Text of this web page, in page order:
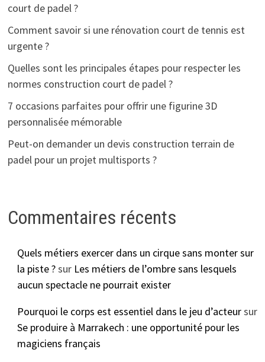
court de padel ?
Comment savoir si une rénovation court de tennis est
urgente ?
Quelles sont les principales étapes pour respecter les
normes construction court de padel ?
7 occasions parfaites pour offrir une figurine 3D
personnalisée mémorable
Peut-on demander un devis construction terrain de
padel pour un projet multisports ?
Commentaires récents
Quels métiers exercer dans un cirque sans monter sur
la piste ?sur Les métiers de l’ombre sans lesquels
aucun spectacle ne pourrait exister
Pourquoi le corps est essentiel dans le jeu d’acteursur
Se produire à Marrakech : une opportunité pour les
magiciens français